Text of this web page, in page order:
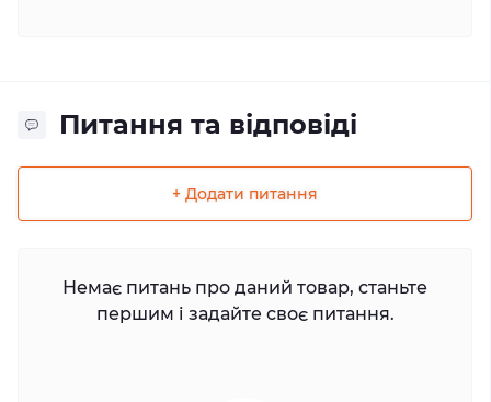
Питання та відповіді
+ Додати питання
Немає питань про даний товар, станьте
першим і задайте своє питання.